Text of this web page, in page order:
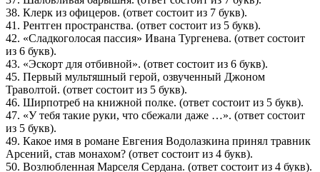
38. Клерк из офицеров. (ответ состоит из 7 букв).
41. Рентген пространства. (ответ состоит из 5 букв).
42. «Сладкоголосая пассия» Ивана Тургенева. (ответ состоит
из 6 букв).
43. «Эскорт для отбивной». (ответ состоит из 6 букв).
45. Первый мультяшный герой, озвученный Джоном
Траволтой. (ответ состоит из 5 букв).
46. Ширпотреб на книжной полке. (ответ состоит из 5 букв).
47. «У тебя такие руки, что сбежали даже …». (ответ состоит
из 5 букв).
49. Какое имя в романе Евгения Водолазкина принял травник
Арсений, став монахом? (ответ состоит из 4 букв).
50. Возлюбленная Марселя Сердана. (ответ состоит из 4 букв).